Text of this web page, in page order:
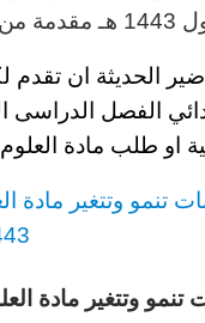
هـ
مقدمة
الحديثة ان تقدم
الفصل الدراسى الاول
او طلب مادة
تنمو وتتغير مادة
وتتغير مادة